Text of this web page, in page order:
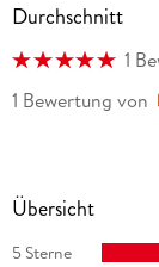
Vermittlung des
1994 wurde er
Ehrendoktor
Durchschnitt
1
1 Bewertung von
Übersicht
5 Sterne